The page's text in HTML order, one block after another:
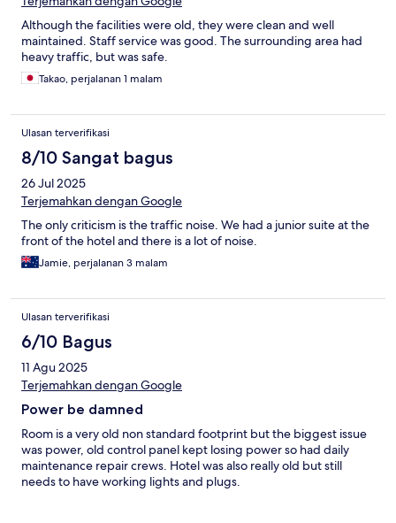
Although the facilities were old, they were clean and well
maintained. Staff service was good. The surrounding area had
heavy traffic, but was safe.
Takao, perjalanan 1 malam
Ulasan terverifikasi
8/10 Sangat bagus
26 Jul 2025
Terjemahkan dengan Google
The only criticism is the traffic noise. We had a junior suite at the
front of the hotel and there is a lot of noise.
Jamie, perjalanan 3 malam
Ulasan terverifikasi
6/10 Bagus
11 Agu 2025
Terjemahkan dengan Google
Power be damned
Room is a very old non standard footprint but the biggest issue
was power, old control panel kept losing power so had daily
maintenance repair crews. Hotel was also really old but still
needs to have working lights and plugs.